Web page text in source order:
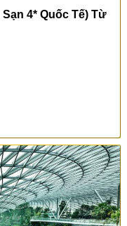
4* Quốc Tế) Từ